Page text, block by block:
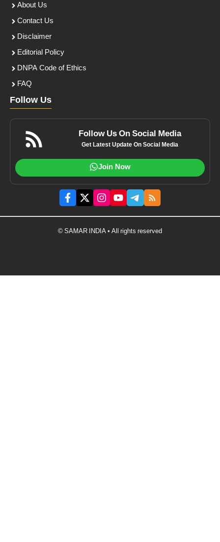
About Us
Contact Us
Disclaimer
Editorial Policy
DNPA Code of Ethics
FAQ
Follow Us
Follow Us On Social Media
Get Latest Update On Social Media
Join Now
© SAMAR INDIA • All rights reserved